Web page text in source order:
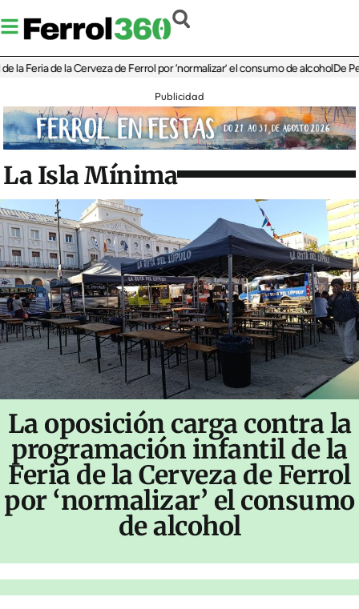
de la Cerveza de Ferrol por ‘normalizar’ el consumo de alcoholDe Perlío a
Publicidad
La Isla Mínima
La oposición carga contra la
programación infantil de la
Feria de la Cerveza de Ferrol
por ‘normalizar’ el consumo
de alcohol